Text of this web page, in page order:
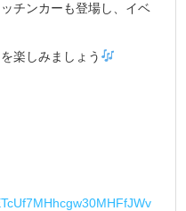
チンカーも登場し、イベ
楽しみましょう